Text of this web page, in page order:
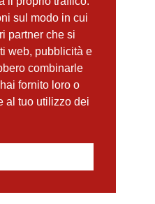
sul modo in cui
partner che si
web, pubblicità e
combinarle
fornito loro o
al tuo utilizzo dei